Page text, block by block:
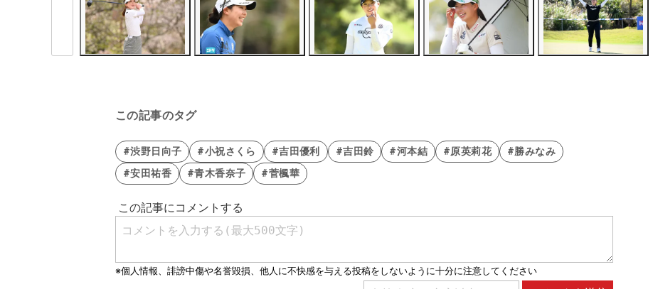
この記事のタグ
#渋野日向子 #小祝さくら #吉田優利 #吉田鈴 #河本結 #原英莉花
#勝みなみ
#安田祐香
#青木香奈子 #菅楓華